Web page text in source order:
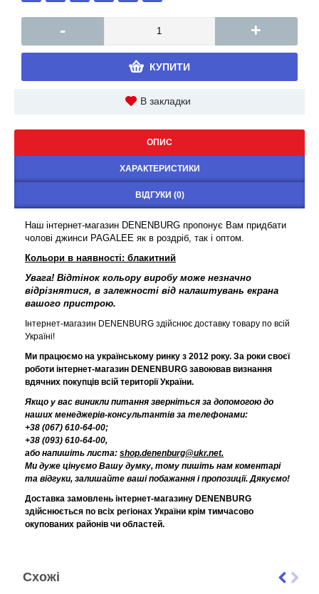
- +
КУПИТИ
В закладки
ОПИС
ХАРАКТЕРИСТИКИ
ВІДГУКИ (0)
Наш інтернет-магазин DENENBURG пропонує Вам придбати
чолові джинси PAGALEE як в роздріб, так і оптом.
Кольори в наявності: блакитний
Увага! Відтінок кольору виробу може незначно
відрізнятися, в залежності від налаштувань екрана
вашого пристрою.
Інтернет-магазин DENENBURG здійснює доставку товару по всій
Україні!
Ми працюємо на українському ринку з 2012 року. За роки своєї
роботи інтернет-магазин DENENBURG завоював визнання
вдячних покупців всій території України.
Якщо у вас виникли питання зверніться за допомогою до
наших менеджерів-консультантів за телефонами:
+38 (067) 610-64-00;
+38 (093) 610-64-00,
або напишіть листа: shop.denenburg@ukr.net.
Ми дуже цінуємо Вашу думку, тому пишіть нам коментарі
та відгуки, залишайте ваші побажання і пропозиції. Дякуємо!
Доставка замовлень інтернет-магазину DENENBURG
здійснюється по всіх регіонах України крім тимчасово
окупованих районів чи областей.
Схожі